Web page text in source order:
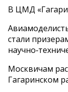
В ЦМД
стали
Москвичам
Гагаринском